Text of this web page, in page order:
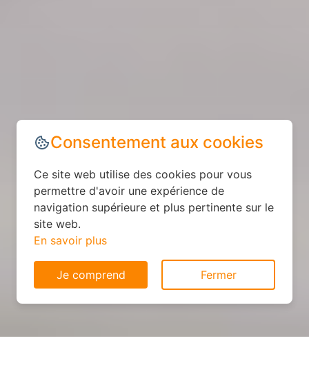
Consentement aux cookies
Ce site web utilise des cookies pour vous
permettre d'avoir une expérience de
navigation supérieure et plus pertinente sur le
site web.
En savoir plus
Je comprend Fermer